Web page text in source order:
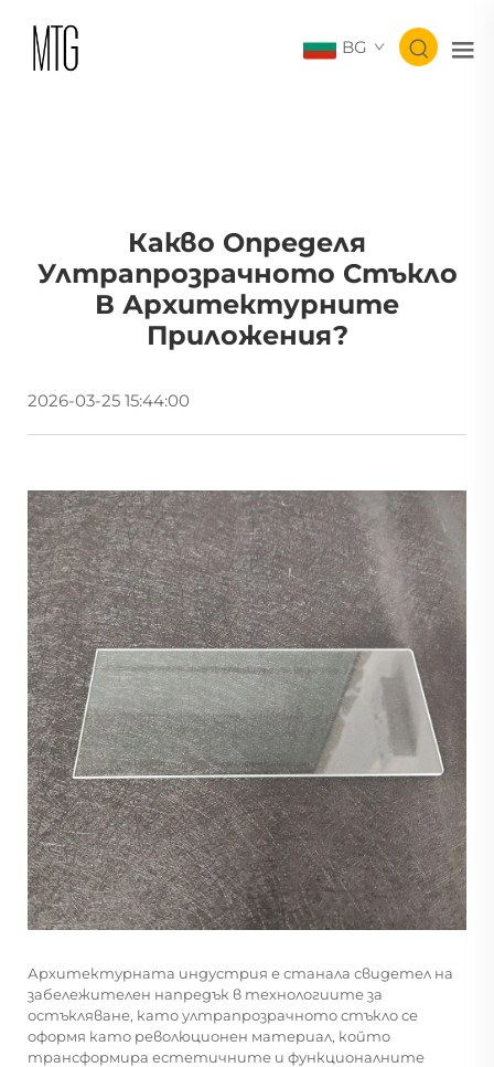
BG
Какво Определя
Ултрапрозрачното Стъкло
В Архитектурните
Приложения?
2026-03-25 15:44:00
Архитектурната индустрия е станала свидетел на
забележителен напредък в технологиите за
остъкляване, като ултрапрозрачното стъкло се
оформя като революционен материал, който
трансформира естетичните и функционалните